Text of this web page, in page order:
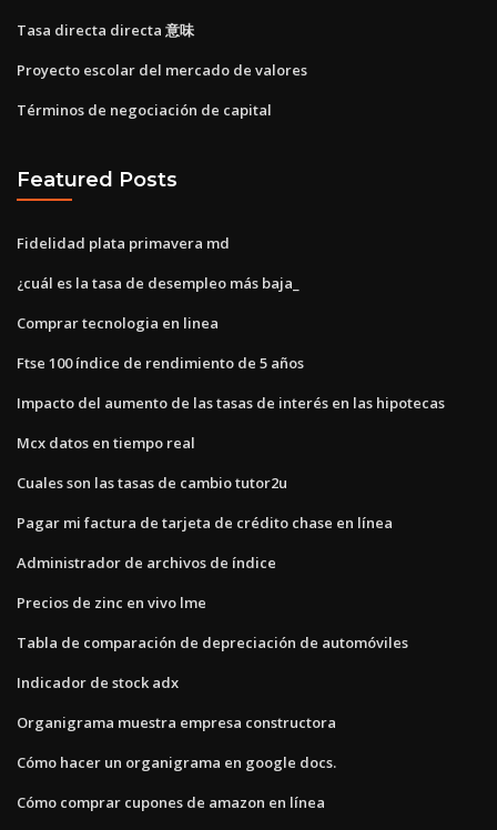
Tasa directa directa 意味
Proyecto escolar del mercado de valores
Términos de negociación de capital
Featured Posts
Fidelidad plata primavera md
¿cuál es la tasa de desempleo más baja_
Comprar tecnologia en linea
Ftse 100 índice de rendimiento de 5 años
Impacto del aumento de las tasas de interés en las hipotecas
Mcx datos en tiempo real
Cuales son las tasas de cambio tutor2u
Pagar mi factura de tarjeta de crédito chase en línea
Administrador de archivos de índice
Precios de zinc en vivo lme
Tabla de comparación de depreciación de automóviles
Indicador de stock adx
Organigrama muestra empresa constructora
Cómo hacer un organigrama en google docs.
Cómo comprar cupones de amazon en línea